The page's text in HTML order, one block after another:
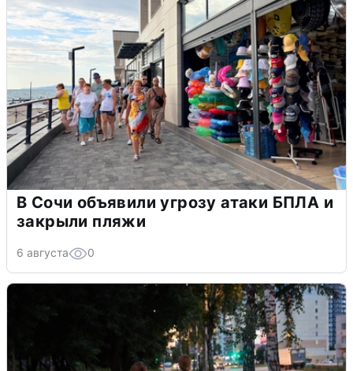
В Сочи объявили угрозу атаки БПЛА и
закрыли пляжи
6 августа 0